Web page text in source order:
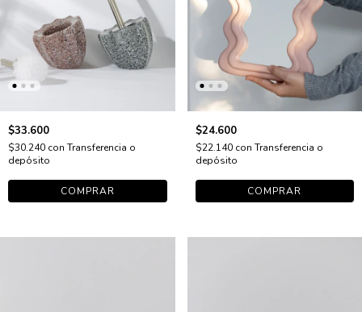
$33.600
$30.240 con Transferencia o
depósito
$24.600
$22.140 con Transferencia o
depósito
COMPRAR